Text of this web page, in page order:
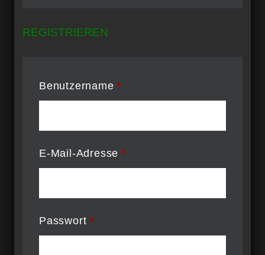
REGISTRIEREN
Benutzername*
E-Mail-Adresse *
Passwort*